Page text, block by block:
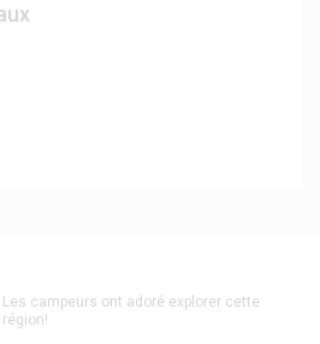
Les campeurs ont adoré explorer cette
région!